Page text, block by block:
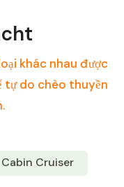
khác nhau được
tự do chèo thuyền
Cabin Cruiser